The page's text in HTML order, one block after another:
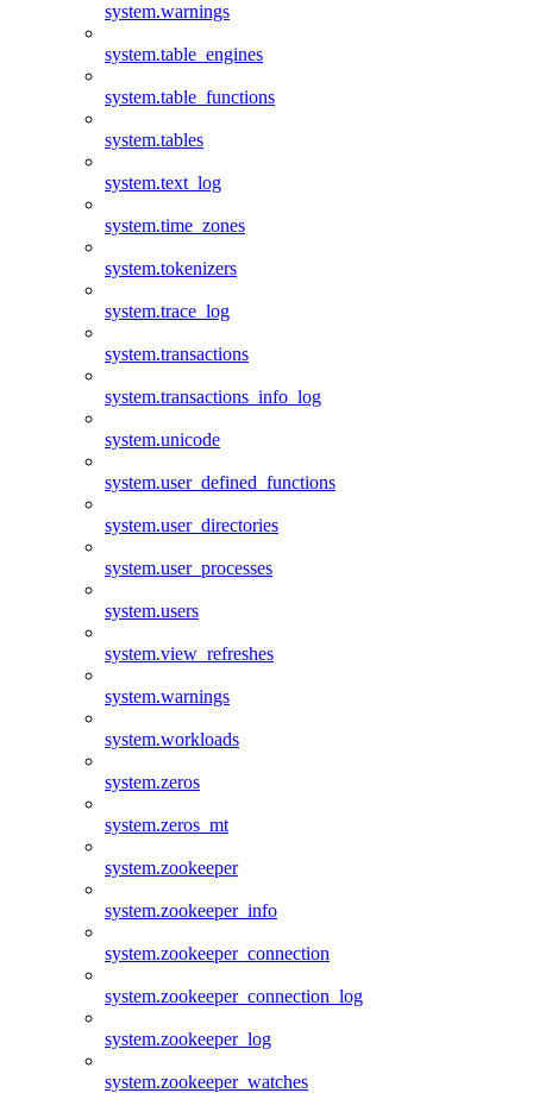
system.warnings
system.table_engines
system.table_functions
system.tables
system.text_log
system.time_zones
system.tokenizers
system.trace_log
system.transactions
system.transactions_info_log
system.unicode
system.user_defined_functions
system.user_directories
system.user_processes
system.users
system.view_refreshes
system.warnings
system.workloads
system.zeros
system.zeros_mt
system.zookeeper
system.zookeeper_info
system.zookeeper_connection
system.zookeeper_connection_log
system.zookeeper_log
system.zookeeper_watches